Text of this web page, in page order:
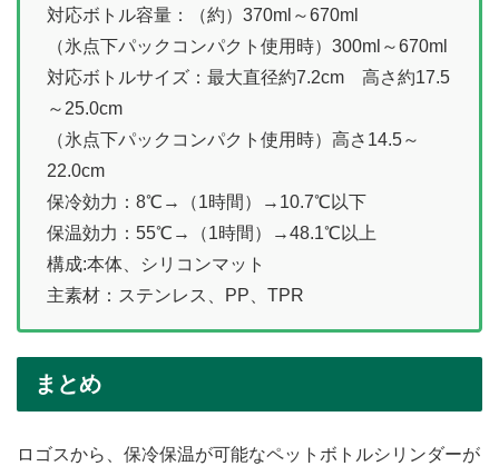
対応ボトル容量：（約）370ml～670ml
（氷点下パックコンパクト使用時）300ml～670ml
対応ボトルサイズ：最大直径約7.2cm 高さ約17.5
～25.0cm
（氷点下パックコンパクト使用時）高さ14.5～
22.0cm
保冷効力：8℃→（1時間）→10.7℃以下
保温効力：55℃→（1時間）→48.1℃以上
構成:本体、シリコンマット
主素材：ステンレス、PP、TPR
まとめ
ロゴスから、保冷保温が可能なペットボトルシリンダーが